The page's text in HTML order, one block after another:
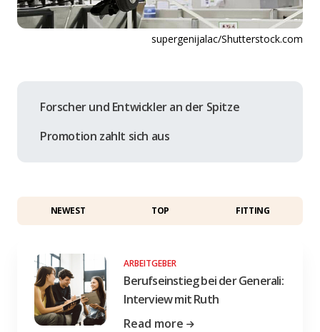
supergenijalac/Shutterstock.com
Forscher und Entwickler an der Spitze
Promotion zahlt sich aus
NEWEST TOP FITTING
ARBEITGEBER
Berufseinstieg bei der Generali:
Interview mit Ruth
Read more